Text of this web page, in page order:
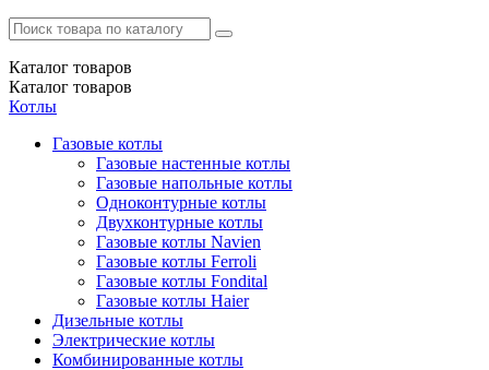
Каталог товаров
Каталог товаров
Котлы
Газовые котлы
Газовые настенные котлы
Газовые напольные котлы
Одноконтурные котлы
Двухконтурные котлы
Газовые котлы Navien
Газовые котлы Ferroli
Газовые котлы Fondital
Газовые котлы Haier
Дизельные котлы
Электрические котлы
Комбинированные котлы